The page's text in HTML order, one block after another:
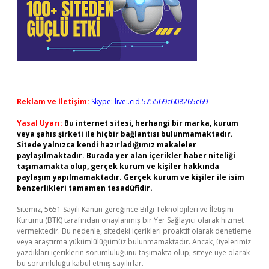
Reklam ve İletişim: Skype: live:.cid.575569c608265c69
Yasal Uyarı: Bu internet sitesi, herhangi bir marka, kurum
veya şahıs şirketi ile hiçbir bağlantısı bulunmamaktadır.
Sitede yalnızca kendi hazırladığımız makaleler
paylaşılmaktadır. Burada yer alan içerikler haber niteliği
taşımamakta olup, gerçek kurum ve kişiler hakkında
paylaşım yapılmamaktadır. Gerçek kurum ve kişiler ile isim
benzerlikleri tamamen tesadüfidir.
Sitemiz, 5651 Sayılı Kanun gereğince Bilgi Teknolojileri ve İletişim
Kurumu (BTK) tarafından onaylanmış bir Yer Sağlayıcı olarak hizmet
vermektedir. Bu nedenle, sitedeki içerikleri proaktif olarak denetleme
veya araştırma yükümlülüğümüz bulunmamaktadır. Ancak, üyelerimiz
yazdıkları içeriklerin sorumluluğunu taşımakta olup, siteye üye olarak
bu sorumluluğu kabul etmiş sayılırlar.